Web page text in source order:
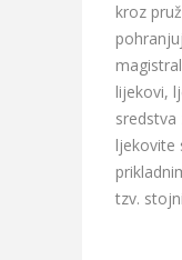
kroz
lijekovi,
sredstva
ljekovite
tzv.